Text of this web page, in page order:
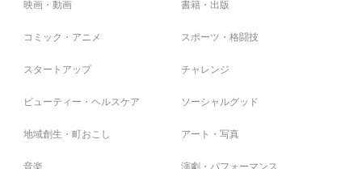
映画・動画 書籍・出版
コミック・アニメ スポーツ・格闘技
スタートアップ チャレンジ
ビューティー・ヘルスケア ソーシャルグッド
地域創生・町おこし アート・写真
音楽 演劇・パフォーマンス